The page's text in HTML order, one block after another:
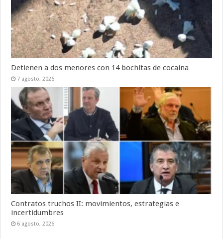
Detienen a dos menores con 14 bochitas de cocaína
7 agosto, 2026
Contratos truchos II: movimientos, estrategias e
incertidumbres
6 agosto, 2026